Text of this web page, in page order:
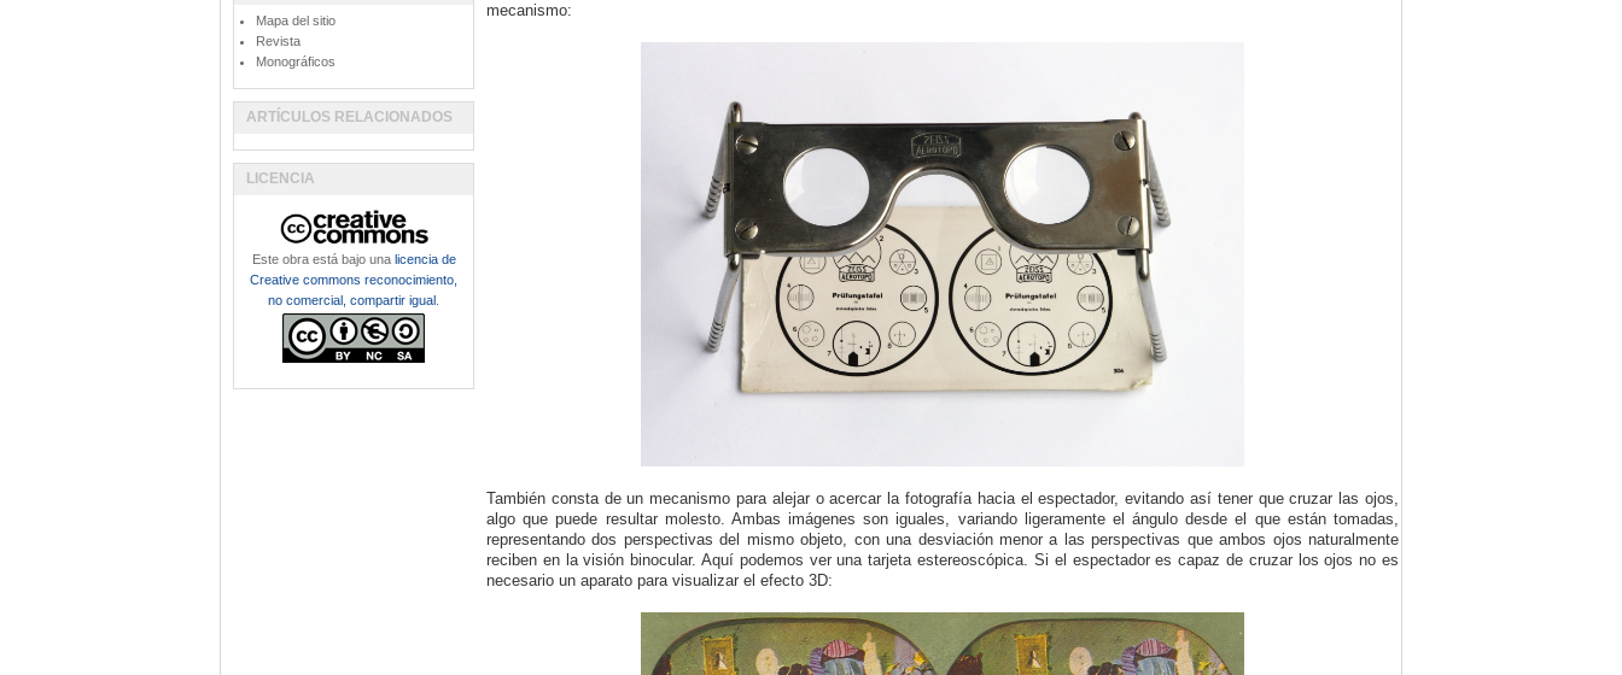
mecanismo:
También consta de un mecanismo para alejar o acercar la fotografía hacia el espectador, evitando así tener que cruzar las ojos,
algo que puede resultar molesto. Ambas imágenes son iguales, variando ligeramente el ángulo desde el que están tomadas,
representando dos perspectivas del mismo objeto, con una desviación menor a las perspectivas que ambos ojos naturalmente
reciben en la visión binocular. Aquí podemos ver una tarjeta estereoscópica. Si el espectador es capaz de cruzar los ojos no es
necesario un aparato para visualizar el efecto 3D:
Mapa del sitio
Revista
Monográficos
ARTÍCULOS RELACIONADOS
LICENCIA
Este obra está bajo una licencia de
Creative commons reconocimiento,
no comercial, compartir igual